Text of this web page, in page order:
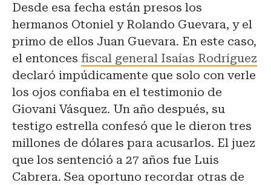
Desde esa fecha están presos los
hermanos Otoniel y Rolando Guevara, y el
primo de ellos Juan Guevara. En este caso,
el entonces fiscal general Isaías Rodríguez
declaró impúdicamente que solo con verle
los ojos confiaba en el testimonio de
Giovani Vásquez. Un año después, su
testigo estrella confesó que le dieron tres
millones de dólares para acusarlos. El juez
que los sentenció a 27 años fue Luis
Cabrera. Sea oportuno recordar otras de